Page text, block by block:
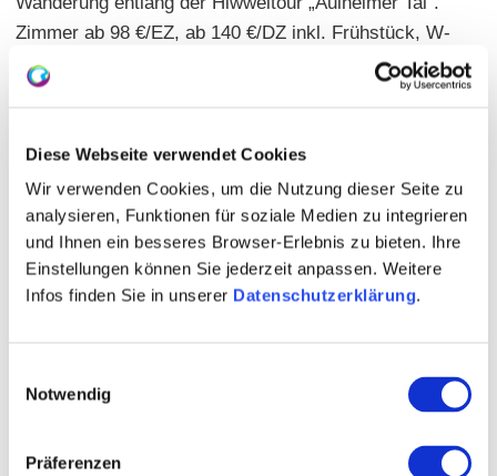
Diese Webseite verwendet Cookies
Wir verwenden Cookies, um die Nutzung dieser Seite zu
analysieren, Funktionen für soziale Medien zu integrieren
und Ihnen ein besseres Browser-Erlebnis zu bieten. Ihre
Einstellungen können Sie jederzeit anpassen. Weitere
Infos finden Sie in unserer Datenschutzerklärung.
Notwendig
Präferenzen
Zimmer ab 98 €/EZ, ab 140 €/DZ inkl. Frühstück, W-
Lan, Parkplatz.
Sitzplätze: innen 55 | außen 50 |
Termine + Infos siehe Internet